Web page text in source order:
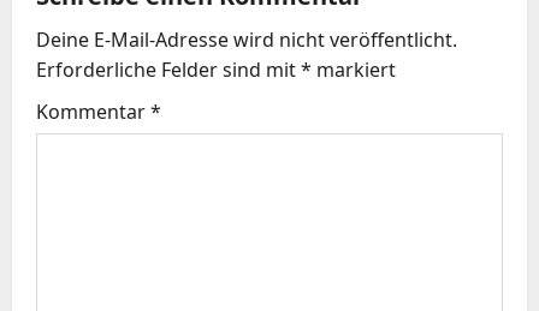
s
n
Deine E-Mail-Adresse wird nicht veröffentlicht.
Erforderliche Felder sind mit* markiert
Kommentar*